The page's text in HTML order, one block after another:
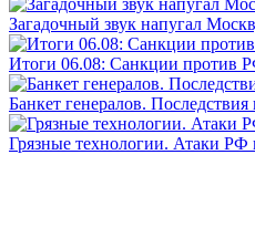
Загадочный звук напугал
Итоги 06.08: Санкции против
Банкет генералов.
Грязные технологии. Атаки